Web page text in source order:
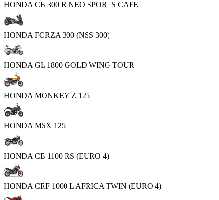
HONDA CB 300 R NEO SPORTS CAFE
HONDA FORZA 300 (NSS 300)
HONDA GL 1800 GOLD WING TOUR
HONDA MONKEY Z 125
HONDA MSX 125
HONDA CB 1100 RS (EURO 4)
HONDA CRF 1000 L AFRICA TWIN (EURO 4)